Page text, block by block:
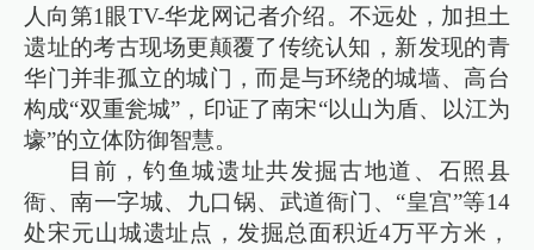
人向第1眼TV-华龙网记者介绍。不远处，加担土
遗址的考古现场更颠覆了传统认知，新发现的青
华门并非孤立的城门，而是与环绕的城墙、高台
构成“双重瓮城”，印证了南宋“以山为盾、以江为
壕”的立体防御智慧。
目前，钓鱼城遗址共发掘古地道、石照县
衙、南一字城、九口锅、武道衙门、“皇宫”等14
处宋元山城遗址点，发掘总面积近4万平方米，